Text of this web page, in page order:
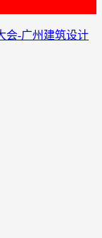
会-广州建筑设计